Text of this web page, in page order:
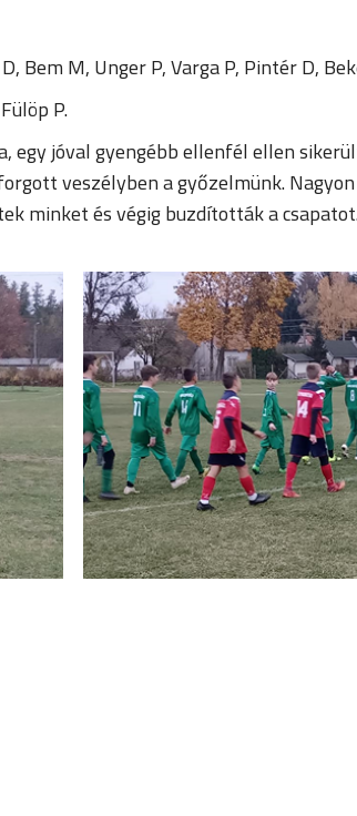
Bem M, Unger P, Varga P, Pintér D,
P.
egy jóval gyengébb ellenfél ellen
veszélyben a győzelmünk.
minket és végig buzdították a